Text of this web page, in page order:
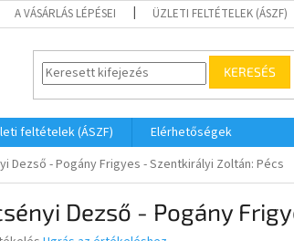
A VÁSÁRLÁS LÉPÉSEI ÜZLETI FELTÉTELEK (ÁSZF)
KERESÉS
feltételek (ÁSZF)
Elérhetőségek
Dezső - Pogány Frigyes - Szentkirályi Zoltán: Pécs
Dezső - Pogány